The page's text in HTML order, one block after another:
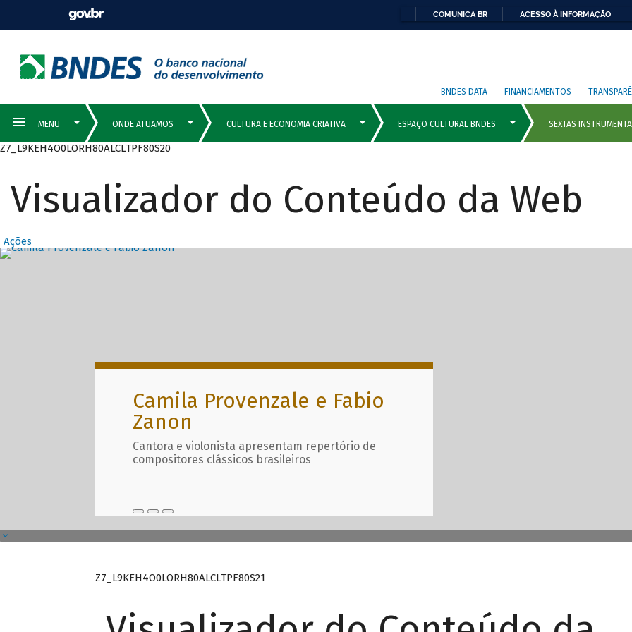
COMUNICA BR ACESSO À INFORMAÇÃO
BNDES DATA FINANCIAMENTOS
Z7_L9KEH4O0LORH80ALCLTPF80S20
Visualizador do Conteúdo da Web
Ações
Destaques Principais com
Camila Provenzale e Fabio
Zanon
Cantora e violonista apresentam repertório de
compositores clássicos brasileiros
Z7_L9KEH4O0LORH80ALCLTPF80S21